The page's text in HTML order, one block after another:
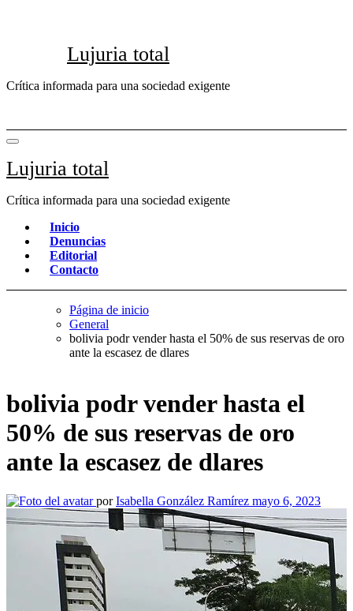
Lujuria total
Crítica informada para una sociedad exigente
Lujuria total
Crítica informada para una sociedad exigente
Inicio
Denuncias
Editorial
Contacto
Página de inicio
General
bolivia podr vender hasta el 50% de sus reservas de oro
ante la escasez de dlares
bolivia podr vender hasta el
50% de sus reservas de oro
ante la escasez de dlares
porIsabella González Ramírez mayo 6, 2023